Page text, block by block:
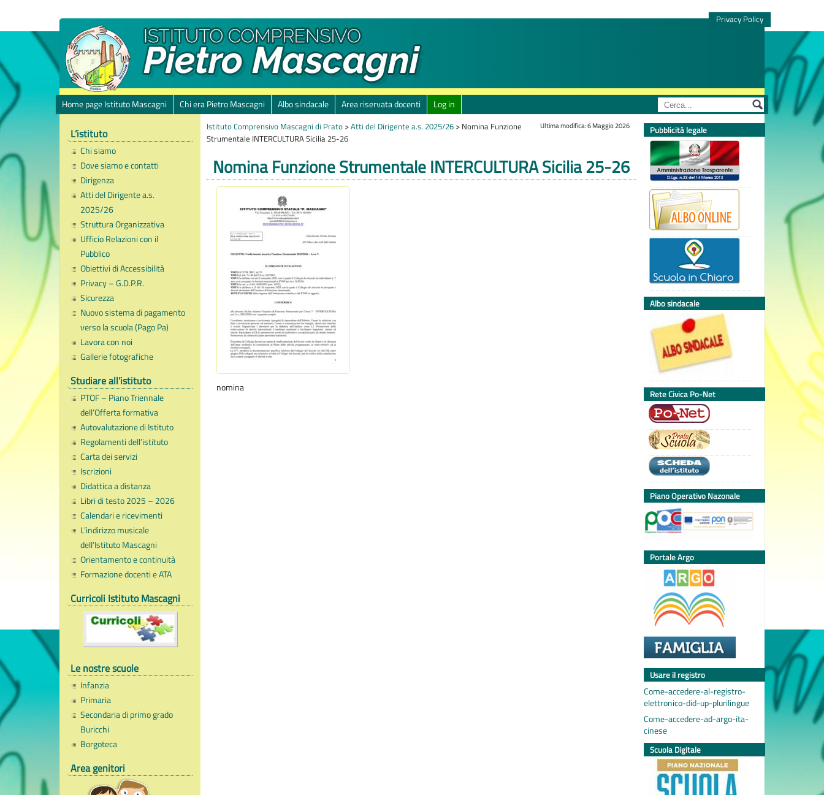
Privacy Policy
Home page Istituto Mascagni Chi era Pietro Mascagni Albo sindacale Area riservata docenti Log in
L’istituto
Chi siamo
Dove siamo e contatti
Dirigenza
Atti del Dirigente a.s.
2025/26
Struttura Organizzativa
Ufficio Relazioni con il
Pubblico
Obiettivi di Accessibilità
Privacy – G.D.P.R.
Sicurezza
Nuovo sistema di pagamento
verso la scuola (Pago Pa)
Lavora con noi
Gallerie fotografiche
Studiare all’istituto
PTOF – Piano Triennale
dell’Offerta formativa
Autovalutazione di Istituto
Regolamenti dell’istituto
Carta dei servizi
Iscrizioni
Didattica a distanza
Libri di testo 2025 – 2026
Calendari e ricevimenti
L’indirizzo musicale
dell’Istituto Mascagni
Orientamento e continuità
Formazione docenti e ATA
Curricoli Istituto Mascagni
Le nostre scuole
Infanzia
Primaria
Secondaria di primo grado
Buricchi
Borgoteca
Area genitori
Ultima modifica: 6 Maggio 2026
Istituto Comprensivo Mascagni di Prato >Atti del Dirigente a.s. 2025/26 > Nomina Funzione
Strumentale INTERCULTURA Sicilia 25-26
Nomina Funzione Strumentale INTERCULTURA Sicilia 25-26
nomina
Pubblicità legale
Albo sindacale
Rete Civica Po-Net
Piano Operativo Nazonale
Portale Argo
Usare il registro
Come-accedere-al-registro-
elettronico-did-up-plurilingue
Come-accedere-ad-argo-ita-
cinese
Scuola Digitale